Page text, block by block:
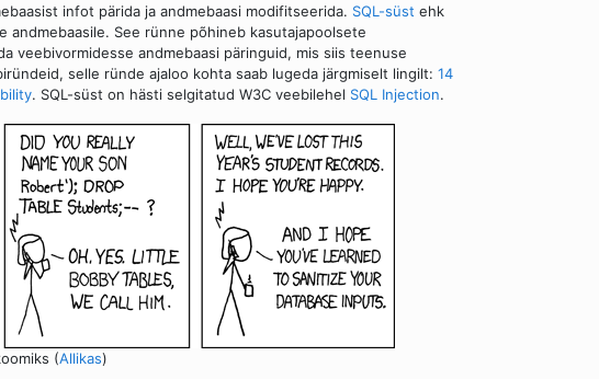
infot pärida ja andmebaasi modifitseerida. SQL-süst ehk
andmebaasile. See rünne põhineb kasutajapoolsete
veebivormidesse andmebaasi päringuid, mis siis teenuse
selle ründe ajaloo kohta saab lugeda järgmiselt lingilt: 14
. SQL-süst on hästi selgitatud W3C veebilehel SQL Injection.
(Allikas)